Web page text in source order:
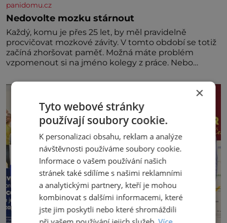
panidomu.cz
Nedovolte mozku stárnout
Každý, komu je přes 25 let, by měl pravidelně
procvičovat mozkové závity. V tomto období se totiž
začíná zhoršovat paměť. Možná máte problém
vzpomenout si na jméno kolegy z práce. Nebo
nedávno přečetli. Je to opravdu tak, s věkem jako
×
Tyto webové stránky
používají soubory cookie.
K personalizaci obsahu, reklam a analýze
návštěvnosti používáme soubory cookie.
Informace o vašem používání našich
stránek také sdílíme s našimi reklamními
a analytickými partnery, kteří je mohou
kombinovat s dalšími informacemi, které
jste jim poskytli nebo které shromáždili